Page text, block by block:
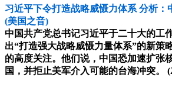
习近平下令打造战略威慑力体系 分析：
(美国之音)
中国共产党总书记习近平于二十大的工
出“打造强大战略威慑力量体系”的新策
的高度关注。他们说，中国恐加速扩张
国，并拒止美军介入可能的台海冲突。